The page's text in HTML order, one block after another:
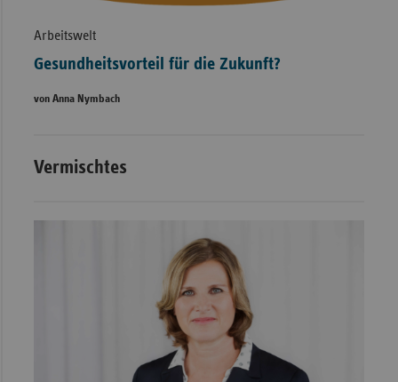
Arbeitswelt
Gesundheitsvorteil für die Zukunft?
von Anna Nymbach
Vermischtes